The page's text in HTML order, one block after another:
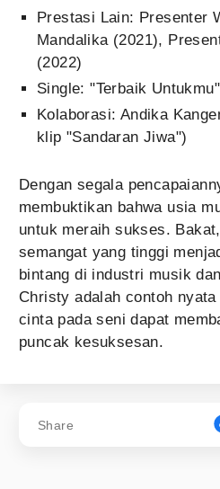
Prestasi Lain: Presenter
Mandalika (2021),
(2022)
Single: "Terbaik
Kolaborasi: Andika
klip "Sandaran Jiwa")
Dengan segala
membuktikan bahwa usia
untuk meraih sukses.
semangat yang tinggi
bintang di industri musik
Christy adalah contoh
cinta pada seni dapat
puncak kesuksesan.
Share